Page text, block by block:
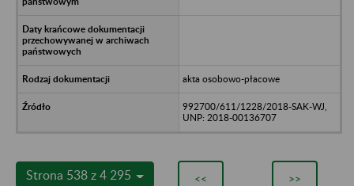
akta osobowo-płacowe
992700/611/1228/2018-SAK-WJ,
UNP: 2018-00136707
Strona 538 z 4 295 << >>